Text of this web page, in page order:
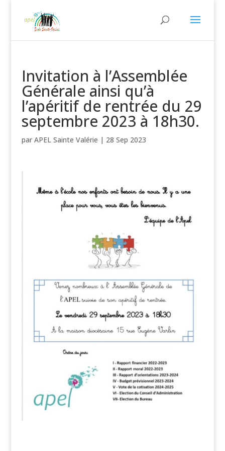
Invitation à l’Assemblée
Générale ainsi qu’à
l’apéritif de rentrée du 29
septembre 2023 à 18h30.
par APEL Sainte Valérie | 28 Sep 2023